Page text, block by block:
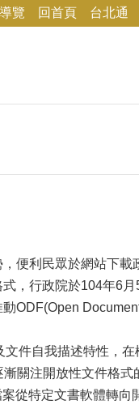
覽 回首頁 台北通
便利民眾於網站下
，行政院於104年6
ODF(Open
件自我描述特性，
關注開放性文件格
從特定文書軟體轉向